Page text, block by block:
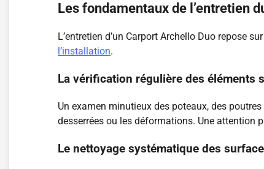
Les fondamentaux de l’entretien
L’entretien d’un Carport Archello Duo repose
l’installation.
La vérification régulière des éléments
Un examen minutieux des poteaux, des
desserrées ou les déformations. Une attention
Le nettoyage systématique des